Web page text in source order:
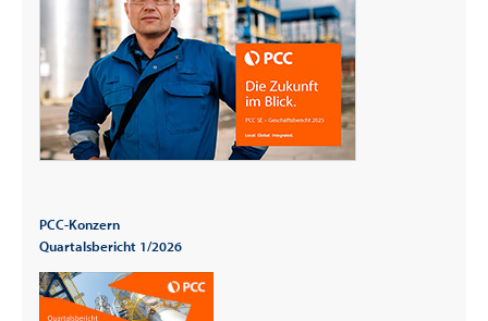
PCC-Konzern
Quartalsbericht 1/2026